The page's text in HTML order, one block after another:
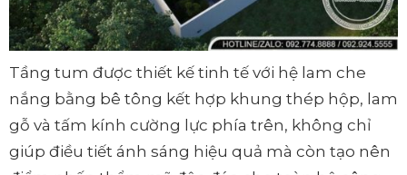
Tầng tum được thiết kế tinh tế với hệ lam che
nắng bằng bê tông kết hợp khung thép hộp, lam
gỗ và tấm kính cường lực phía trên, không chỉ
giúp điều tiết ánh sáng hiệu quả mà còn tạo nên